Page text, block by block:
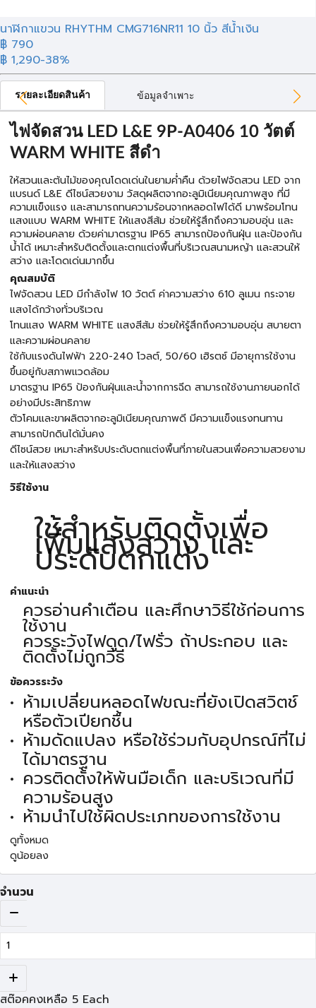
นาฬิกาแขวน RHYTHM CMG716NR11 10 นิ้ว สีน้ำเงิน
฿ 790
฿ 1,290-38%
รายละเอียดสินค้า ข้อมูลจำเพาะ
ไฟจัดสวน LED L&E 9P-A0406 10 วัตต์
WARM WHITE สีดำ
ให้สวนและต้นไม้ของคุณโดดเด่นในยามค่ำคืน ด้วยไฟจัดสวน LED จาก
แบรนด์ L&E ดีไซน์สวยงาม วัสดุผลิตจากอะลูมิเนียมคุณภาพสูง ที่มี
ความแข็งแรง และสามารถทนความร้อนจากหลอดไฟได้ดี มาพร้อมโทน
แสงแบบ WARM WHITE ให้แสงสีส้ม ช่วยให้รู้สึกถึงความอบอุ่น และ
ความผ่อนคลาย ด้วยค่ามาตรฐาน IP65 สามารถป้องกันฝุ่น และป้องกัน
น้ำได้ เหมาะสำหรับติดตั้งและตกแต่งพื้นที่บริเวณสนามหญ้า และสวนให้
สว่าง และโดดเด่นมากขึ้น
คุณสมบัติ
ไฟจัดสวน LED มีกำลังไฟ 10 วัตต์ ค่าความสว่าง 610 ลูเมน กระจาย
แสงได้กว้างทั่วบริเวณ
โทนแสง WARM WHITE แสงสีส้ม ช่วยให้รู้สึกถึงความอบอุ่น สบายตา
และความผ่อนคลาย
ใช้กับแรงดันไฟฟ้า 220-240 โวลต์, 50/60 เฮิรตซ์ มีอายุการใช้งาน
ขึ้นอยู่กับสภาพแวดล้อม
มาตรฐาน IP65 ป้องกันฝุ่นและน้ำจากการฉีด สามารถใช้งานภายนอกได้
อย่างมีประสิทธิภาพ
ตัวโคมและขาผลิตจากอะลูมิเนียมคุณภาพดี มีความแข็งแรงทนทาน
สามารถปักดินได้มั่นคง
ดีไซน์สวย เหมาะสำหรับประดับตกแต่งพื้นที่ภายในสวนเพื่อความสวยงาม
และให้แสงสว่าง
วิธีใช้งาน
ใช้สำหรับติดตั้งเพื่อ
เพิ่มแสงสว่าง และ
ประดับตกแต่ง
คำแนะนำ
ควรอ่านคำเตือน และศึกษาวิธีใช้ก่อนการ
ใช้งาน
ควรระวังไฟดูด/ไฟรั่ว ถ้าประกอบ และ
ติดตั้งไม่ถูกวิธี
ข้อควรระวัง
ห้ามเปลี่ยนหลอดไฟขณะที่ยังเปิดสวิตช์
หรือตัวเปียกชื้น
ห้ามดัดแปลง หรือใช้ร่วมกับอุปกรณ์ที่ไม่
ได้มาตรฐาน
ควรติดตั้งให้พ้นมือเด็ก และบริเวณที่มี
ความร้อนสูง
ห้ามนำไปใช้ผิดประเภทของการใช้งาน
ดูทั้งหมด
ดูน้อยลง
จำนวน
สต๊อคคงเหลือ 5 Each